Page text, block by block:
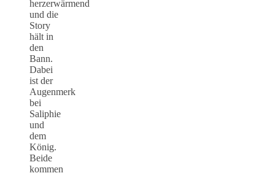
herzerwärmend
und die
Story
hält in
den
Bann.
Dabei
ist der
Augenmerk
bei
Saliphie
und
dem
König.
Beide
kommen